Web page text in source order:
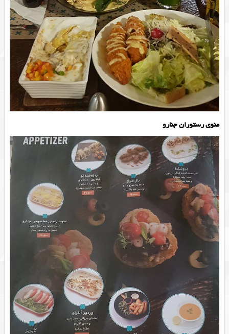
منوی رستوران جنارو